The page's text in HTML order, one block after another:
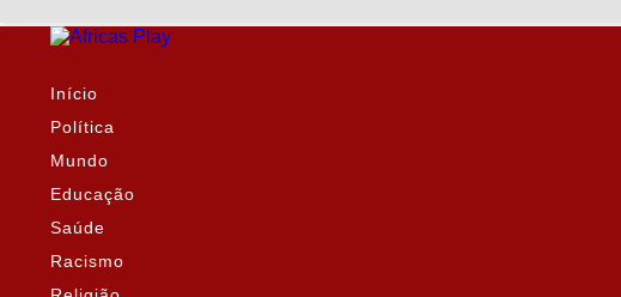
Início
Política
Mundo
Educação
Saúde
Racismo